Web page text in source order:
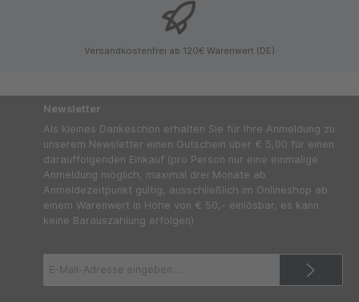
Versandkostenfrei ab 120€ Warenwert (DE)
Newsletter
Als kleines Dankeschön erhalten Sie für Ihre Anmeldung zu
unserem Newsletter einen Gutschein über € 5,00 für einen
darauffolgenden Einkauf (pro Person nur eine einmalige
Anmeldung möglich, maximal drei Monate ab
Anmeldezeitpunkt gültig, ausschließlich im Onlineshop ab
einem Warenwert in Höhe von € 50,- einlösbar, es kann
keine Barauszahlung erfolgen)
Mail-